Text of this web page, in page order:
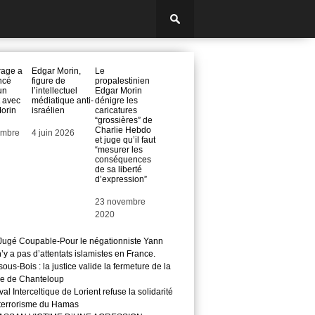
a
avec
Edgar Morin,
figure de
l’intellectuel
médiatique anti-
israélien
Date
4 juin 2026
Le
propalestinien
Edgar Morin
dénigre les
caricatures
“grossières” de
Charlie Hebdo
et juge qu’il faut
“mesurer les
conséquences
de sa liberté
d’expression”
Date
23 novembre
2020
Coupable-Pour le négationniste Yann
a pas d’attentats islamistes en France.
Bois : la justice valide la fermeture de la
de Chanteloup
Interceltique de Lorient refuse la solidarité
du Hamas